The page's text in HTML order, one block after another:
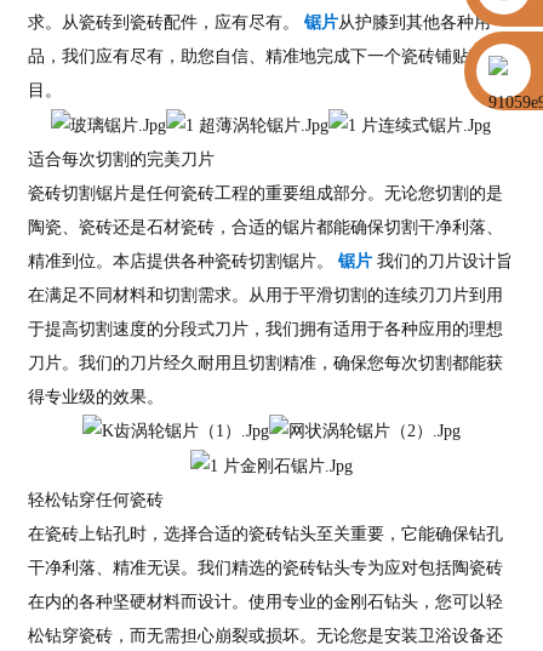
https://vk.com/id855439469
求。从瓷砖到瓷砖配件，应有尽有。 锯片从护膝到其他各种用
品，我们应有尽有，助您自信、精准地完成下一个瓷砖铺贴项
目。
适合每次切割的完美刀片
瓷砖切割锯片是任何瓷砖工程的重要组成部分。无论您切割的是
陶瓷、瓷砖还是石材瓷砖，合适的锯片都能确保切割干净利落、
精准到位。本店提供各种瓷砖切割锯片。 锯片我们的刀片设计旨
在满足不同材料和切割需求。从用于平滑切割的连续刃刀片到用
于提高切割速度的分段式刀片，我们拥有适用于各种应用的理想
刀片。我们的刀片经久耐用且切割精准，确保您每次切割都能获
得专业级的效果。
轻松钻穿任何瓷砖
在瓷砖上钻孔时，选择合适的瓷砖钻头至关重要，它能确保钻孔
干净利落、精准无误。我们精选的瓷砖钻头专为应对包括陶瓷砖
在内的各种坚硬材料而设计。使用专业的金刚石钻头，您可以轻
松钻穿瓷砖，而无需担心崩裂或损坏。无论您是安装卫浴设备还